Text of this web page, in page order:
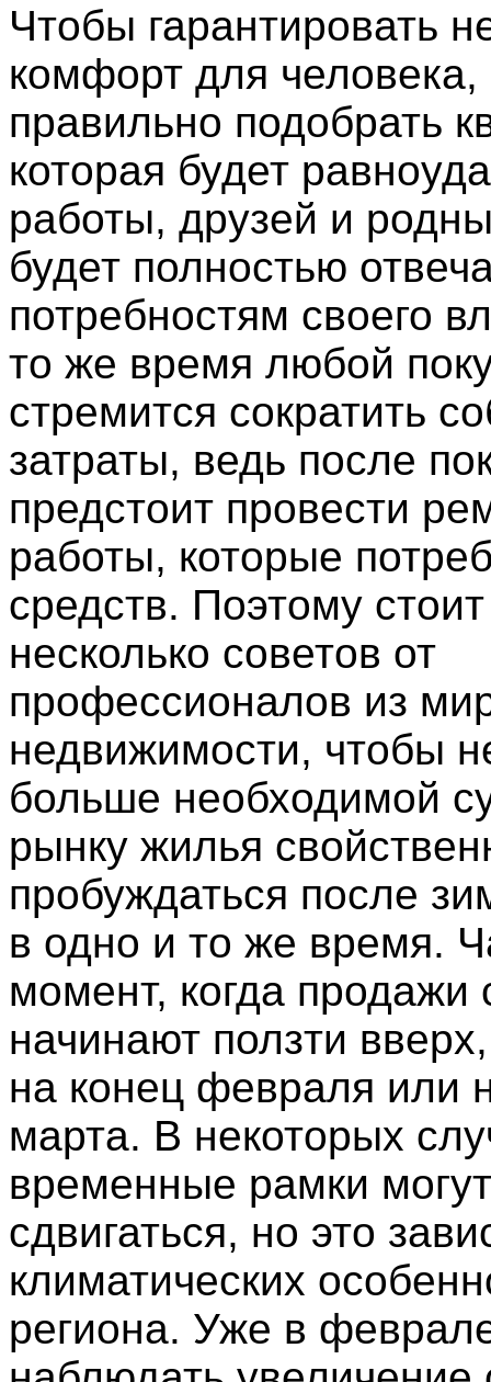
Чтобы гарантировать
комфорт для человека,
правильно подобрать
которая будет
работы, друзей и
будет полностью
потребностям своего
то же время любой
стремится сократить
затраты, ведь после
предстоит провести
работы, которые
средств. Поэтому
несколько советов от
профессионалов из
недвижимости, чтобы
больше необходимой
рынку жилья
пробуждаться после
в одно и то же время.
момент, когда продажи
начинают ползти
на конец февраля или
марта. В некоторых
временные рамки
сдвигаться, но это
климатических
региона. Уже в